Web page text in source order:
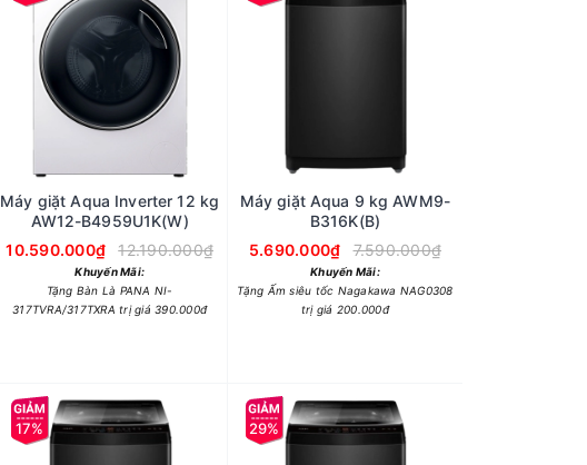
Máy giặt Aqua Inverter 12 kg
AW12-B4959U1K(W)
10.590.000₫
12.190.000₫
Khuyến Mãi:
Tặng Bàn Là PANA NI-
317TVRA/317TXRA trị giá 390.000đ
Máy giặt Aqua 9 kg AWM9-
B316K(B)
5.690.000₫
7.590.000₫
Khuyến Mãi:
Tặng Ấm siêu tốc Nagakawa NAG0308
trị giá 200.000đ
17% 29%